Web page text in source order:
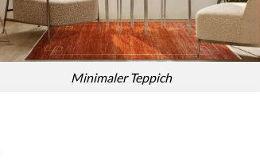
Minimaler Teppich